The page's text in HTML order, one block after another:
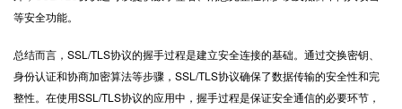
等安全功能。
总结而言，SSL/TLS协议的握手过程是建立安全连接的基础。通过交换密钥、
身份认证和协商加密算法等步骤，SSL/TLS协议确保了数据传输的安全性和完
整性。在使用SSL/TLS协议的应用中，握手过程是保证安全通信的必要环节，